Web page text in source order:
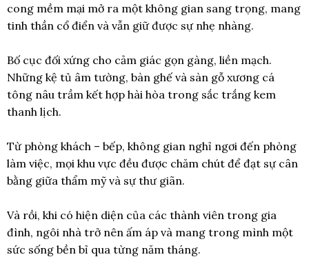
cong mềm mại mở ra một không gian sang trọng, mang
tinh thần cổ điển và vẫn giữ được sự nhẹ nhàng.
Bố cục đối xứng cho cảm giác gọn gàng, liền mạch.
Những kệ tủ âm tường, bàn ghế và sàn gỗ xương cá
tông nâu trầm kết hợp hài hòa trong sắc trắng kem
thanh lịch.
Từ phòng khách – bếp, không gian nghỉ ngơi đến phòng
làm việc, mọi khu vực đều được chăm chút để đạt sự cân
bằng giữa thẩm mỹ và sự thư giãn.
Và rồi, khi có hiện diện của các thành viên trong gia
đình, ngôi nhà trở nên ấm áp và mang trong mình một
sức sống bền bỉ qua từng năm tháng.